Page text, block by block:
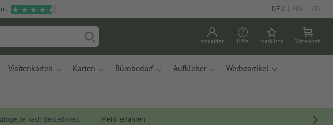
DEU | FRA | ITA
Anmelden Hilfe Merkliste Warenkorb
Visitenkarten Karten Bürobedarf Aufkleber Werbeartikel
, je nach Bestellwert. Mehr erfahren